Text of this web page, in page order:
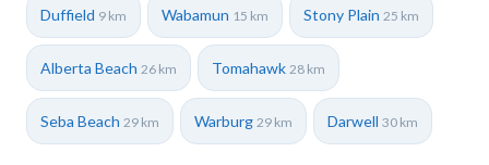
Duffield 9 km Wabamun 15 km Stony Plain 25 km
Alberta Beach 26 km Tomahawk 28 km
Seba Beach 29 km Warburg 29 km Darwell 30 km